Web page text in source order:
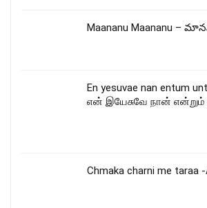
Maananu Maananu –
En yesuvae nan entum
என் இயேசுவே நான்
Chmaka charni me taraa